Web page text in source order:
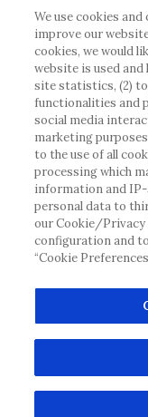
att vi inte
eventuellt
process,
Roche har
andras inlägg,
eller
ansvar för
det länkas
webbplats för
tillåtet utan
© 2022,
We use cookies
improve our
cookies, we would
website is used
site statistics, (2)
functionalities and
social media
marketing
to the use of all
processing which
information and IP-
personal data to
our Cookie/
configuration and
“Cookie